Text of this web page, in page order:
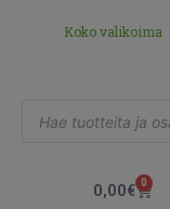
Koko valikoima
0,00€ 0